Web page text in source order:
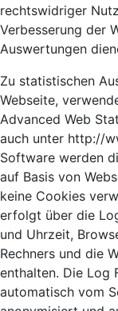
rechtswidriger
Verbesserung der
Auswertungen
Zu statistischen
Webseite,
Advanced Web
auch unter http://
Software werden
auf Basis von
keine Cookies
erfolgt über die
und Uhrzeit,
Rechners und die
enthalten. Die Log
automatisch vom